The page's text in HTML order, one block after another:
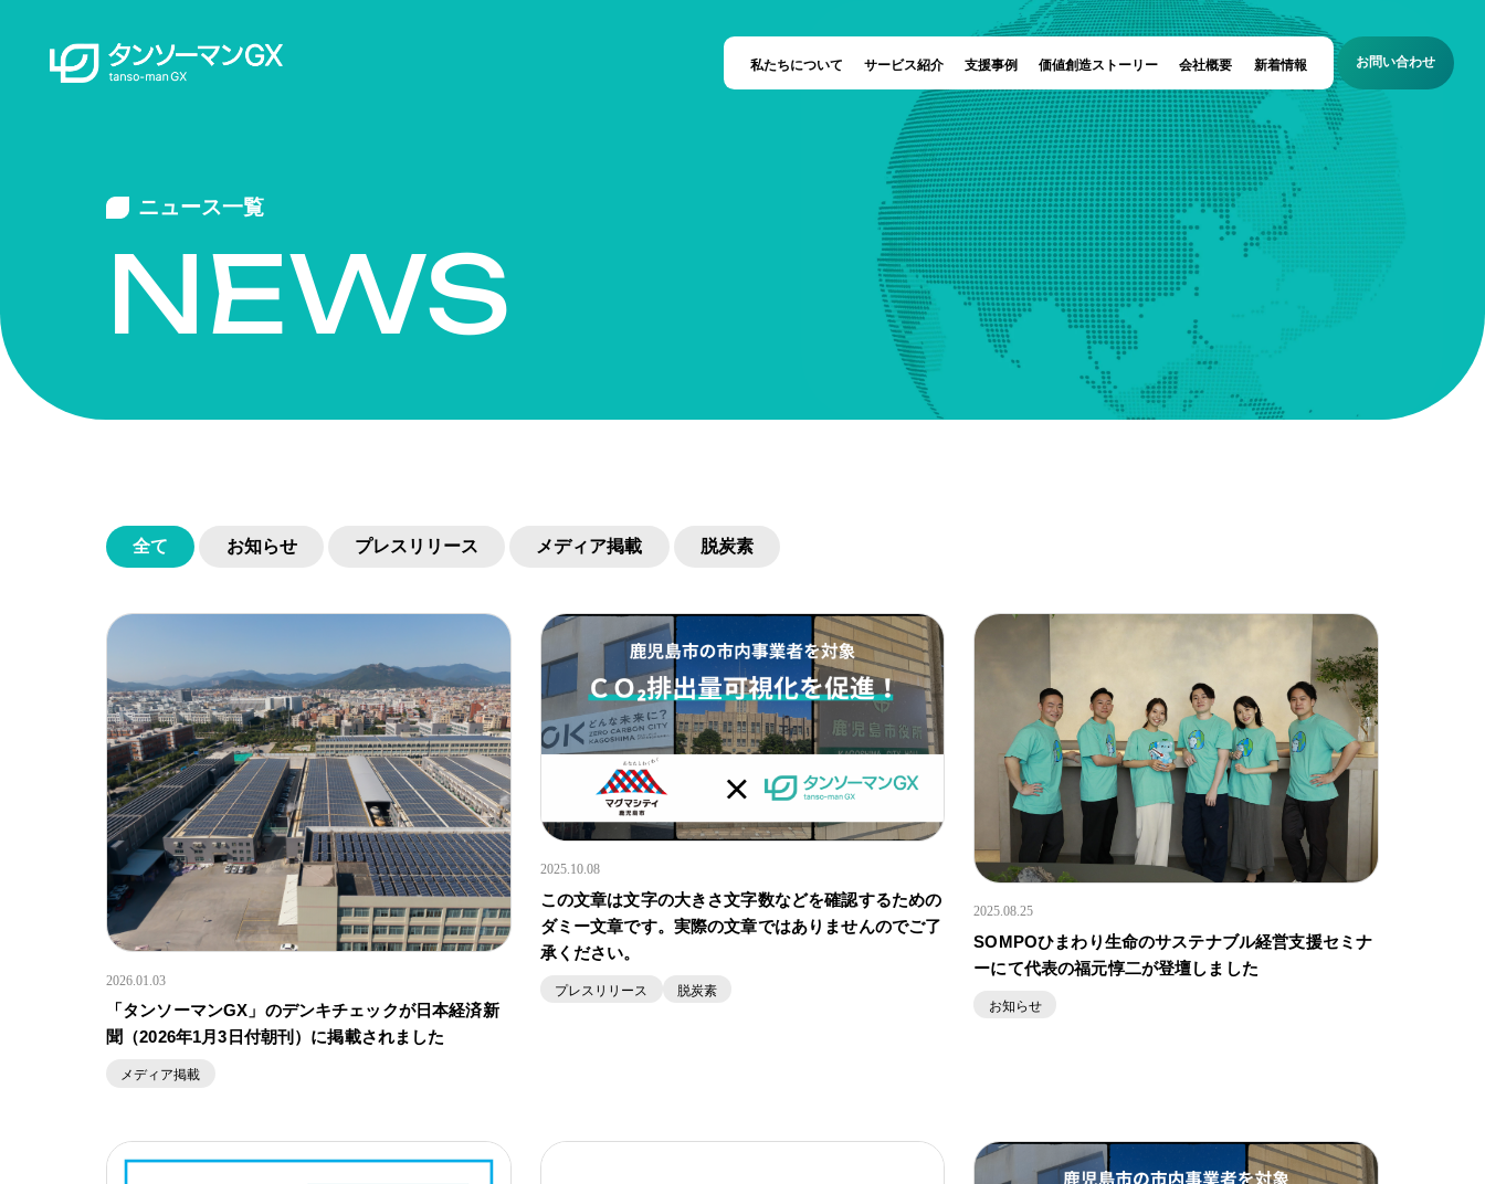
私たちについて サービス紹介 支援事例 価値創造ストーリー 会社概要 新着情報 お問い合わせ
ニュース一覧
NEWS
全て お知らせ プレスリリース メディア掲載 脱炭素
2026.01.03
「タンソーマンGX」のデンキチェックが日本経済新
聞（2026年1月3日付朝刊）に掲載されました
メディア掲載
2025.10.08
この文章は文字の大きさ文字数などを確認するための
ダミー文章です。実際の文章ではありませんのでご了
承ください。
プレスリリース 脱炭素
2025.08.25
SOMPOひまわり生命のサステナブル経営支援セミナ
ーにて代表の福元惇二が登壇しました
お知らせ